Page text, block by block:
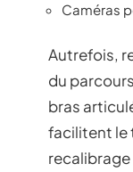
Caméras
Autrefois,
du
bras
facilitent le
recalibrage